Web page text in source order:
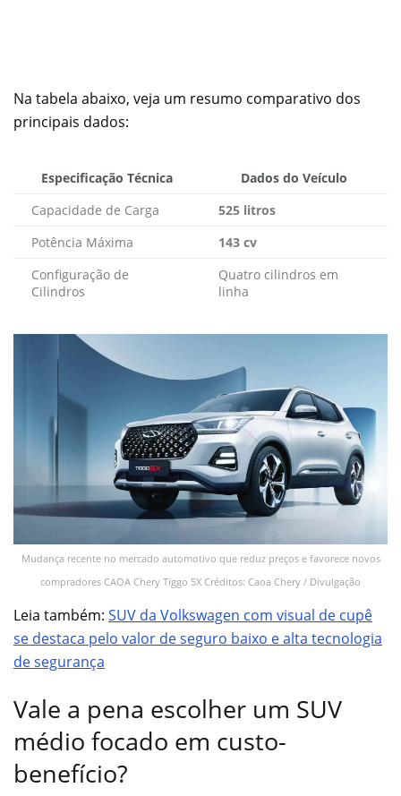
Na tabela abaixo, veja um resumo comparativo dos
principais dados:
Especificação Técnica
Dados do Veículo
Capacidade de Carga
525 litros
Potência Máxima
143 cv
Configuração de
Cilindros
Quatro cilindros em
linha
Mudança recente no mercado automotivo que reduz preços e favorece novos
compradores CAOA Chery Tiggo 5X Créditos: Caoa Chery / Divulgação
Leia também: SUV da Volkswagen com visual de cupê
se destaca pelo valor de seguro baixo e alta tecnologia
de segurança
Vale a pena escolher um SUV
médio focado em custo-
benefício?